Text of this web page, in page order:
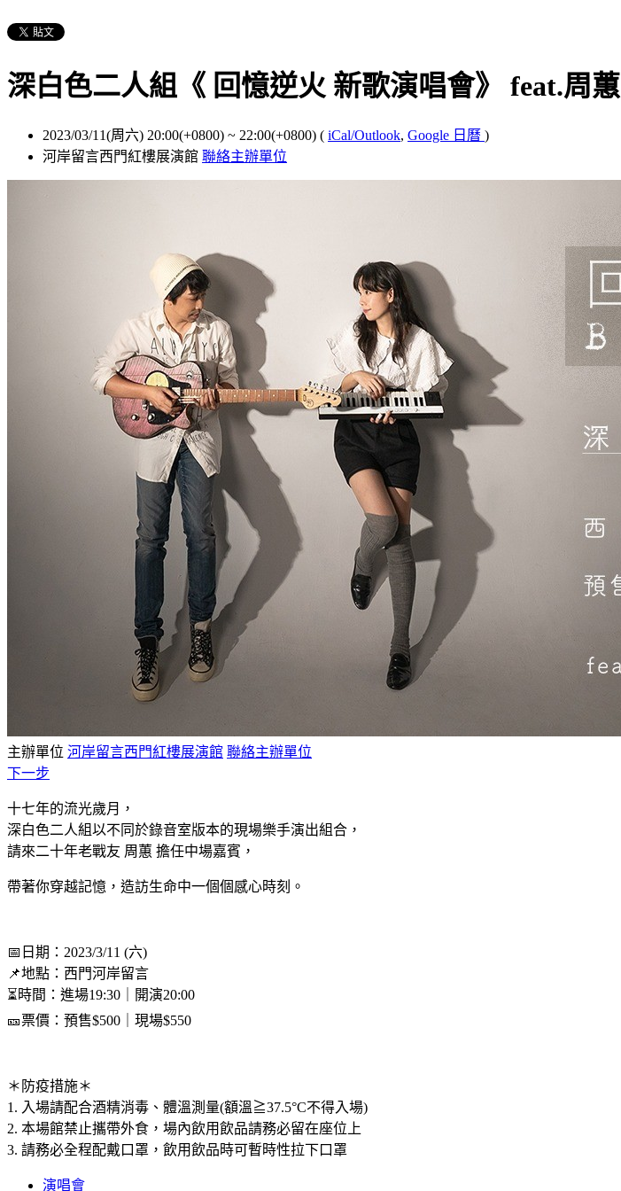
深白色二人組《 回憶逆火 新歌演唱會》 feat.周蕙
2023/03/11(周六) 20:00(+0800) ~ 22:00(+0800) ( iCal/Outlook, Google 日曆 )
河岸留言西門紅樓展演館 聯絡主辦單位
主辦單位 河岸留言西門紅樓展演館 聯絡主辦單位
下一步
十七年的流光歲月，
深白色二人組以不同於錄音室版本的現場樂手演出組合，
請來二十年老戰友 周蕙 擔任中場嘉賓，
帶著你穿越記憶，造訪生命中一個個感心時刻。
📅日期：2023/3/11 (六)
📌地點：西門河岸留言
⏳時間：進場19:30｜開演20:00
🎫票價：預售$500｜現場$550
＊防疫措施＊
1. 入場請配合酒精消毒、體溫測量(額溫≧37.5°C不得入場)
2. 本場館禁止攜帶外食，場內飲用飲品請務必留在座位上
3. 請務必全程配戴口罩，飲用飲品時可暫時性拉下口罩
演唱會